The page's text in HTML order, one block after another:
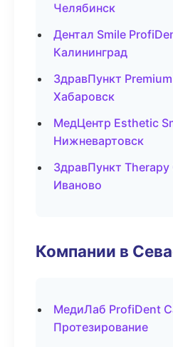
Челябинск
Дентал Smile
Калининград
ЗдравПункт
Хабаровск
МедЦентр Esthetic
Нижневартовск
ЗдравПункт
Иваново
Компании в
МедиЛаб ProfiDent
Протезирование